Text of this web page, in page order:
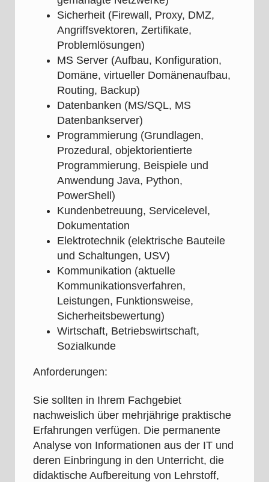
Sicherheit (Firewall, Proxy, DMZ,
Angriffsvektoren, Zertifikate,
Problemlösungen)
MS Server (Aufbau, Konfiguration,
Domäne, virtueller Domänenaufbau,
Routing, Backup)
Datenbanken (MS/SQL, MS
Datenbankserver)
Programmierung (Grundlagen,
Prozedural, objektorientierte
Programmierung, Beispiele und
Anwendung Java, Python,
PowerShell)
Kundenbetreuung, Servicelevel,
Dokumentation
Elektrotechnik (elektrische Bauteile
und Schaltungen, USV)
Kommunikation (aktuelle
Kommunikationsverfahren,
Leistungen, Funktionsweise,
Sicherheitsbewertung)
Wirtschaft, Betriebswirtschaft,
Sozialkunde
Anforderungen:
Sie sollten in Ihrem Fachgebiet
nachweislich über mehrjährige praktische
Erfahrungen verfügen. Die permanente
Analyse von Informationen aus der IT und
deren Einbringung in den Unterricht, die
didaktische Aufbereitung von Lehrstoff,